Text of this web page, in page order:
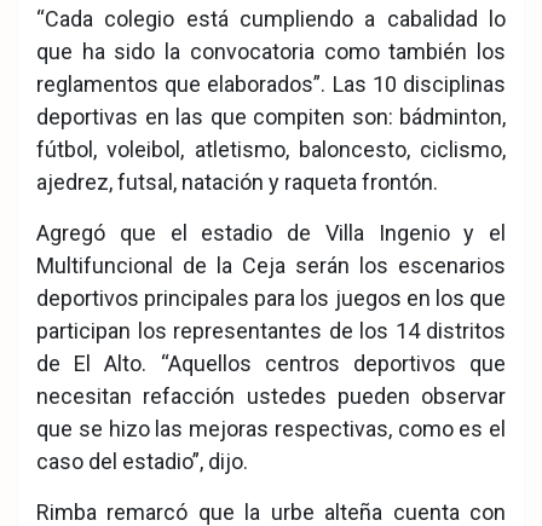
“Cada colegio está cumpliendo a cabalidad lo
que ha sido la convocatoria como también los
reglamentos que elaborados”. Las 10 disciplinas
deportivas en las que compiten son: bádminton,
fútbol, voleibol, atletismo, baloncesto, ciclismo,
ajedrez, futsal, natación y raqueta frontón.
Agregó que el estadio de Villa Ingenio y el
Multifuncional de la Ceja serán los escenarios
deportivos principales para los juegos en los que
participan los representantes de los 14 distritos
de El Alto. “Aquellos centros deportivos que
necesitan refacción ustedes pueden observar
que se hizo las mejoras respectivas, como es el
caso del estadio”, dijo.
Rimba remarcó que la urbe alteña cuenta con